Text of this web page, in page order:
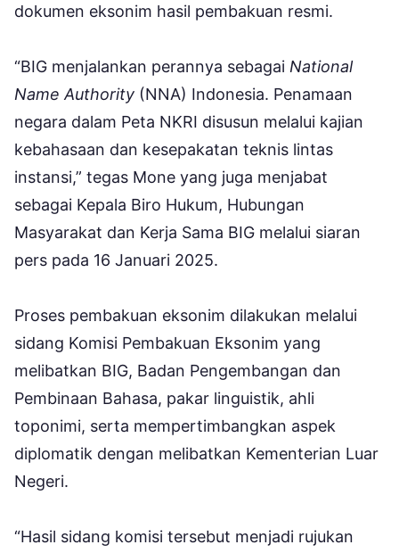
dokumen eksonim hasil pembakuan resmi.
“BIG menjalankan perannya sebagai National
Name Authority (NNA) Indonesia. Penamaan
negara dalam Peta NKRI disusun melalui kajian
kebahasaan dan kesepakatan teknis lintas
instansi,” tegas Mone yang juga menjabat
sebagai Kepala Biro Hukum, Hubungan
Masyarakat dan Kerja Sama BIG melalui siaran
pers pada 16 Januari 2025.
Proses pembakuan eksonim dilakukan melalui
sidang Komisi Pembakuan Eksonim yang
melibatkan BIG, Badan Pengembangan dan
Pembinaan Bahasa, pakar linguistik, ahli
toponimi, serta mempertimbangkan aspek
diplomatik dengan melibatkan Kementerian Luar
Negeri.
“Hasil sidang komisi tersebut menjadi rujukan